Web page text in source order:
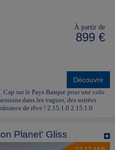
À partir de
899 €
Découvrir
sur le Pays Basque pour une colo
dans les vagues, des soirées
de rêve ! 2.15.1.0 2.15.1.0
Planet' Gliss